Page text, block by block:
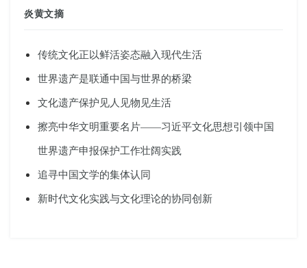
炎黄文摘
传统文化正以鲜活姿态融入现代生活
世界遗产是联通中国与世界的桥梁
文化遗产保护见人见物见生活
擦亮中华文明重要名片——习近平文化思想引领中国
世界遗产申报保护工作壮阔实践
追寻中国文学的集体认同
新时代文化实践与文化理论的协同创新